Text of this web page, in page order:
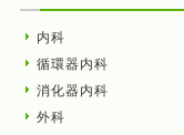
内科
循環器内科
消化器内科
外科